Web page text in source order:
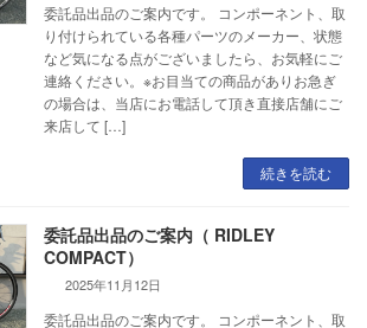
委託品出品のご案内です。 コンポーネント、取
り付けられている各種パーツのメーカー、状態
など気になる点がございましたら、お気軽にご
連絡ください。※お目当ての商品がありお急ぎ
の場合は、当店にお電話して頂き直接店舗にご
来店して […]
続きを読む
委託品出品のご案内（ RIDLEY
COMPACT）
2025年11月12日
委託品出品のご案内です。 コンポーネント、取